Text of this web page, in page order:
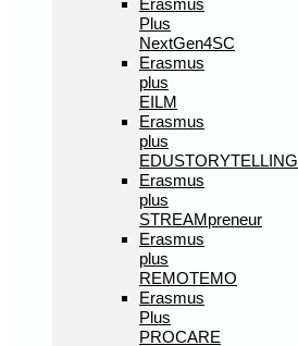
Erasmus
Plus
NextGen4SC
Erasmus
plus
EILM
Erasmus
plus
EDUSTORYTELLING
Erasmus
plus
STREAMpreneur
Erasmus
plus
REMOTEMO
Erasmus
Plus
PROCARE